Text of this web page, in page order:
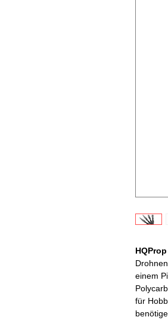
einem
für